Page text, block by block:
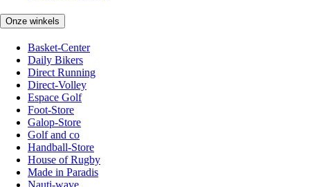
Onze winkels
Basket-Center
Daily Bikers
Direct Running
Direct-Volley
Espace Golf
Foot-Store
Galop-Store
Golf and co
Handball-Store
House of Rugby
Made in Paradis
Nauti-wave